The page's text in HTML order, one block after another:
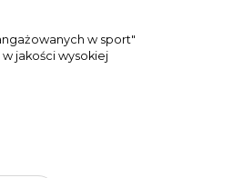
w sport"
jakości wysokiej